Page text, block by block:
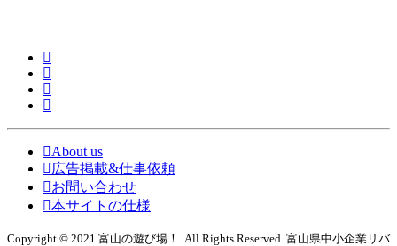
About us
広告掲載&仕事依頼
お問い合わせ
本サイトの仕様
Copyright © 2021 富山の遊び場！. All Rights Reserved. 富山県中小企業リバ